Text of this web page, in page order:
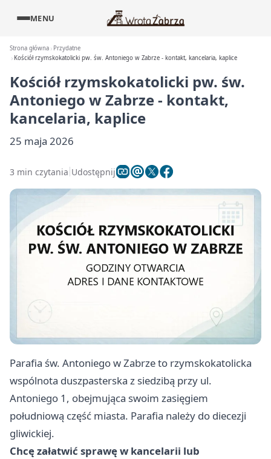
MENU
Strona główna
Przydatne
Kościół rzymskokatolicki pw. św. Antoniego w Zabrze - kontakt, kancelaria, kaplice
Kościół rzymskokatolicki pw. św.
Antoniego w Zabrze - kontakt,
kancelaria, kaplice
25 maja 2026
3 min czytania Udostępnij
Parafia św. Antoniego w Zabrze to rzymskokatolicka
wspólnota duszpasterska z siedzibą przy ul.
Antoniego 1, obejmująca swoim zasięgiem
południową część miasta. Parafia należy do diecezji
gliwickiej.
Chcę załatwić sprawę w kancelarii lub